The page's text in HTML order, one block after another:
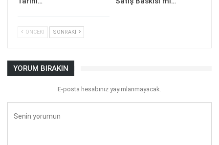
ÖNCEKI SONRAKI
YORUM BIRAKIN
E-posta hesabınız yayımlanmayacak.